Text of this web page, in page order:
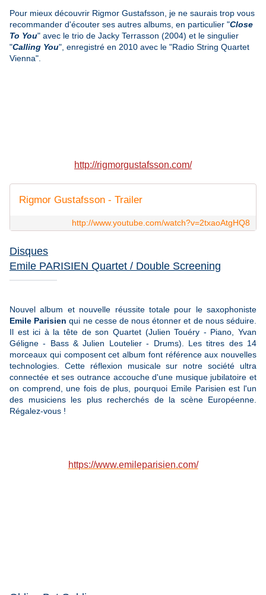
Pour mieux découvrir Rigmor Gustafsson, je ne saurais trop vous
recommander d'écouter ses autres albums, en particulier "Close
To You" avec le trio de Jacky Terrasson (2004) et le singulier
"Calling You", enregistré en 2010 avec le "Radio String Quartet
Vienna".
http://rigmorgustafsson.com/
Rigmor Gustafsson - Trailer
http://www.youtube.com/watch?v=2txaoAtgHQ8
Disques
Emile PARISIEN Quartet / Double Screening
Nouvel album et nouvelle réussite totale pour le saxophoniste
Emile Parisien qui ne cesse de nous étonner et de nous séduire.
Il est ici à la tête de son Quartet (Julien Touéry - Piano, Yvan
Géligne - Bass & Julien Loutelier - Drums). Les titres des 14
morceaux qui composent cet album font référence aux nouvelles
technologies. Cette réflexion musicale sur notre société ultra
connectée et ses outrance accouche d'une musique jubilatoire et
on comprend, une fois de plus, pourquoi Emile Parisien est l'un
des musiciens les plus recherchés de la scène Européenne.
Régalez-vous !
https://www.emileparisien.com/